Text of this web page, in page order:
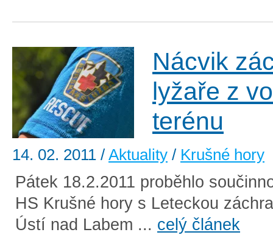
Nácvik
lyžaře z
terénu
14. 02. 2011 / Aktuality / Krušné hory
Pátek 18.2.2011 proběhlo
HS Krušné hory s Leteckou
Ústí nad Labem ... celý článek